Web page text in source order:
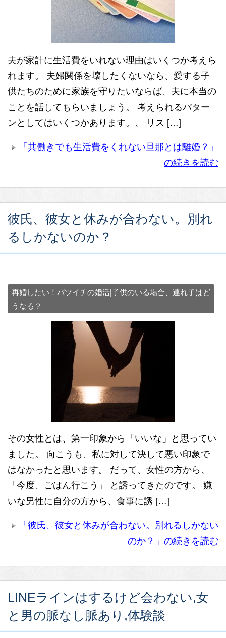
夫が家計に生活費をいれない理由はいくつか考えら
れます。 夫婦関係を壊したくないなら、愛する子
供たちのために家族を守りたいならば、夫に本当の
ことを話してもらいましょう。 考えられるパター
ンとしてはいくつかあります。、 リス […]
「共働きでも生活費をくれない旦那とは離婚？」
の続きを読む
彼氏、彼女と休みが合わない。別れ
るしかないのか？
再婚したい！バツイチの婚活|子供のいる場合、連れ子はど
うなる？
その女性とは、第一印象から「いいな」と思ってい
ました。 向こうも、私に対して決して悪い印象で
はなかったと思います。 だって、女性の方から、
「今度、ごはん行こう」 と誘ってきたのです。 嫌
いな男性に自分の方から、食事に誘 […]
「彼氏、彼女と休みが合わない。別れるしかない
のか？」の続きを読む
LINEラインはするけど会わない,女
と男の脈なし脈あり,体験談